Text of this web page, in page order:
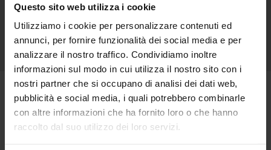
Questo sito web utilizza i cookie
Utilizziamo i cookie per personalizzare contenuti ed
annunci, per fornire funzionalità dei social media e per
analizzare il nostro traffico. Condividiamo inoltre
informazioni sul modo in cui utilizza il nostro sito con i
nostri partner che si occupano di analisi dei dati web,
pubblicità e social media, i quali potrebbero combinarle
con altre informazioni che ha fornito loro o che hanno
raccolto dal suo utilizzo dei loro servizi.
19
Lug